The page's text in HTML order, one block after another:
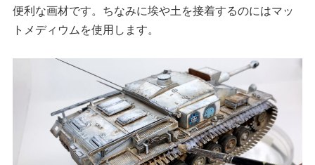
便利な画材です。ちなみに埃や土を接着するのにはマッ
トメディウムを使用します。